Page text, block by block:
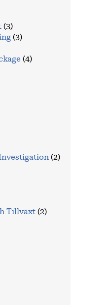
(3)
(3)
(4)
(2)
Tillväxt (2)